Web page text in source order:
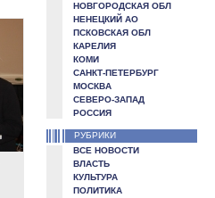
НОВГОРОДСКАЯ ОБЛ
НЕНЕЦКИЙ АО
ПСКОВСКАЯ ОБЛ
КАРЕЛИЯ
КОМИ
САНКТ-ПЕТЕРБУРГ
МОСКВА
СЕВЕРО-ЗАПАД
РОССИЯ
РУБРИКИ
ВСЕ НОВОСТИ
ВЛАСТЬ
КУЛЬТУРА
ПОЛИТИКА